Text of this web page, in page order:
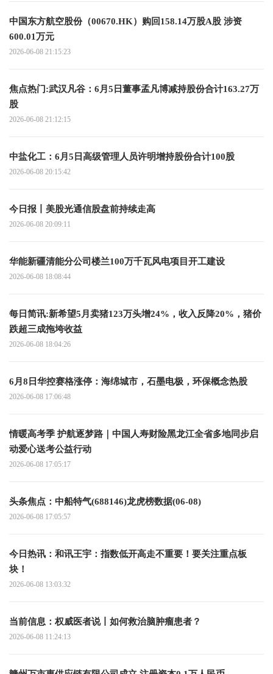
中国东方航空股份（00670.HK）购回158.14万股A股 涉资
600.01万元
2026-06-08 21:15:23
焦点热门:武汉凡谷：6月5日董事孟凡博减持股份合计163.27万
股
2026-06-08 21:12:15
中盐化工：6月5日高级管理人员许明增持股份合计100股
2026-06-08 20:15:42
今日报丨美股光通信股盘前持续走高
2026-06-08 20:09:11
华能新疆清能分公司楼兰100万千瓦风电项目开工建设
2026-06-08 18:08:44
每日简讯:新希望5月卖猪123万头增24%，收入反降20%，猪价
跌超三成拖垮收益
2026-06-08 18:04:26
6月8日华控赛格涨停：海绵城市，石墨电极，环保概念热股
2026-06-08 17:06:48
情暖高考季 护航逐梦路｜中国人寿财险黑龙江全省多地同步启
动爱心送考公益行动
2026-06-08 17:05:17
头条焦点：中船特气(688146)龙虎榜数据(06-08)
2026-06-08 17:05:57
今日热讯：和讯王宇：指数低开高走不重要！要关注重点板
块！
2026-06-08 13:03:32
当前信息：权威医者说丨如何救治脑肿瘤患者？
2026-06-08 11:24:13